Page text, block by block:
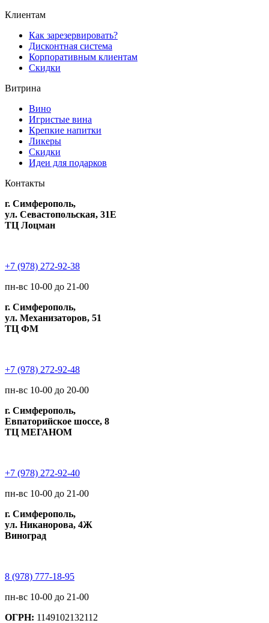
Клиентам
Как зарезервировать?
Дисконтная система
Корпоративным клиентам
Скидки
Витрина
Вино
Игристые вина
Крепкие напитки
Ликеры
Скидки
Идеи для подарков
Контакты
г. Симферополь,
ул. Севастопольская, 31Е
ТЦ Лоцман
+7 (978) 272-92-38
пн-вс 10-00 до 21-00
г. Симферополь,
ул. Механизаторов, 51
ТЦ ФМ
+7 (978) 272-92-48
пн-вс 10-00 до 20-00
г. Симферополь,
Евпаторийское шоссе, 8
ТЦ МЕГАНОМ
+7 (978) 272-92-40
пн-вс 10-00 до 21-00
г. Симферополь,
ул. Никанорова, 4Ж
Виноград
8 (978) 777-18-95
пн-вс 10-00 до 21-00
ОГРН: 1149102132112